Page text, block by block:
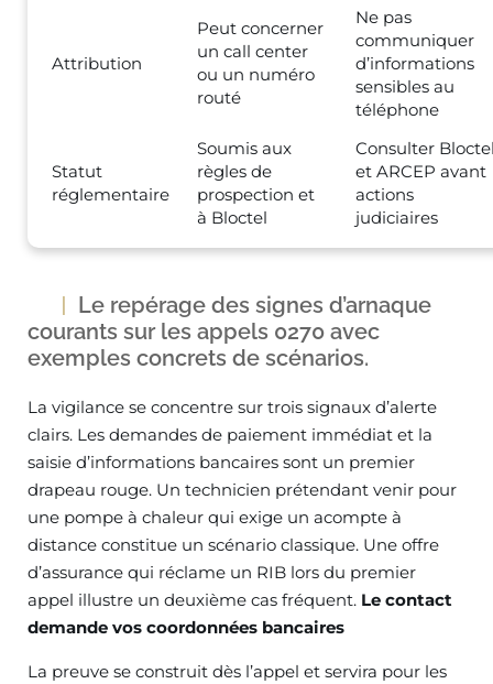
Attribution
Peut concerner
un call center
ou un numéro
routé
Ne pas
communiquer
d’informations
sensibles au
téléphone
Statut
réglementaire
Soumis aux
règles de
prospection et
à Bloctel
Consulter
et ARCEP avant
actions
judiciaires
Le repérage des signes d’arnaque
courants sur les appels 0270 avec
exemples concrets de scénarios.
La vigilance se concentre sur trois signaux d’alerte
clairs. Les demandes de paiement immédiat et la
saisie d’informations bancaires sont un premier
drapeau rouge. Un technicien prétendant venir pour
une pompe à chaleur qui exige un acompte à
distance constitue un scénario classique. Une offre
d’assurance qui réclame un RIB lors du premier
appel illustre un deuxième cas fréquent. Le contact
demande vos coordonnées bancaires
La preuve se construit dès l’appel et servira pour les